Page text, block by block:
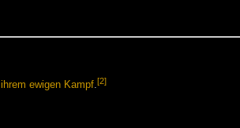
ihrem ewigen Kampf.[2]